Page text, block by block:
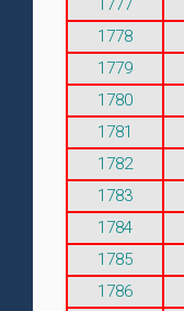
1777
1778
1779
1780
1781
1782
1783
1784
1785
1786